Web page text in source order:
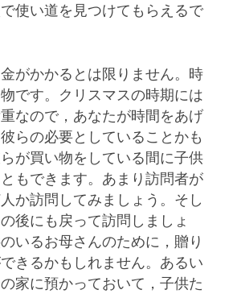
使い道を見つけてもらえるで
がかかるとは限りません。時
です。クリスマスの時期には
なので，あなたが時間をあげ
らの必要としていることかも
が買い物をしている間に子供
もできます。あまり訪問者が
か訪問してみましょう。そし
後にも戻って訪問しましょ
いるお母さんのために，贈り
きるかもしれません。あるい
家に預かっておいて，子供た